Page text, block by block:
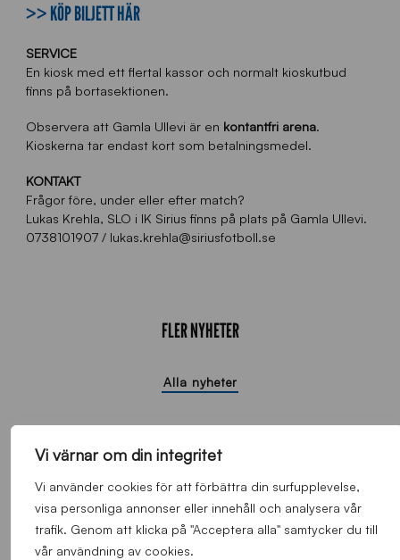
Vi värnar om din integritet
Vi använder cookies för att förbättra din surfupplevelse,
visa personliga annonser eller innehåll och analysera vår
trafik. Genom att klicka på "Acceptera alla" samtycker du till
vår användning av cookies.
>> KÖP BILJETT HÄR
SERVICE
En kiosk med ett flertal kassor och normalt kioskutbud
finns på bortasektionen.
Observera att Gamla Ullevi är en kontantfri arena.
Kioskerna tar endast kort som betalningsmedel.
KONTAKT
Frågor före, under eller efter match?
Lukas Krehla, SLO i IK Sirius finns på plats på Gamla Ullevi.
0738101907 / lukas.krehla@siriusfotboll.se
FLER NYHETER
Alla nyheter